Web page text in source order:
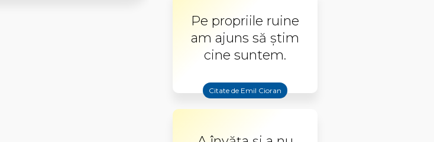
Pe propriile ruine
am ajuns să ştim
cine suntem.
Citate de Emil Cioran